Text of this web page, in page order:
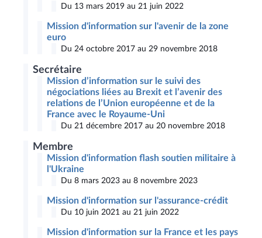
Du 13 mars 2019 au 21 juin 2022
Mission d'information sur l'avenir de la zone
euro
Du 24 octobre 2017 au 29 novembre 2018
Secrétaire
Mission d’information sur le suivi des
négociations liées au Brexit et l’avenir des
relations de l’Union européenne et de la
France avec le Royaume-Uni
Du 21 décembre 2017 au 20 novembre 2018
Membre
Mission d'information flash soutien militaire à
l'Ukraine
Du 8 mars 2023 au 8 novembre 2023
Mission d'information sur l'assurance-crédit
Du 10 juin 2021 au 21 juin 2022
Mission d'information sur la France et les pays